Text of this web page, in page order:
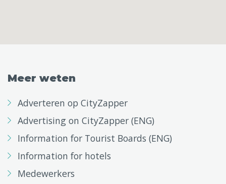
Meer weten
Adverteren op CityZapper
Advertising on CityZapper (ENG)
Information for Tourist Boards (ENG)
Information for hotels
Medewerkers